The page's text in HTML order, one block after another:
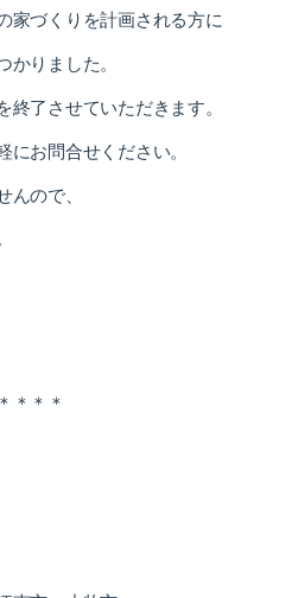
家づくりを計画される方に
かりました。
了させていただきます。
にお問合せください。
んので、
＊＊＊